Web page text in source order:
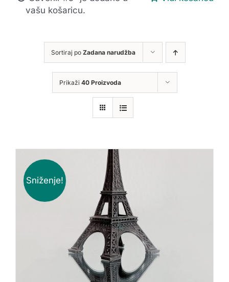
vašu košaricu.
Sortiraj po Zadana narudžba
Prikaži 40 Proizvoda
Sniženje!